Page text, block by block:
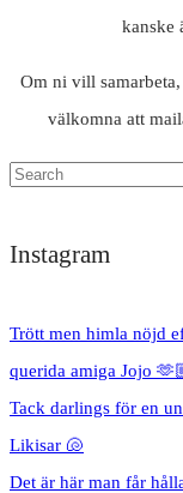
kanske
Om ni vill
välkomna att
Instagram
Trött men himla nöjd
querida amiga Jojo
Tack darlings för en
Likisar 🐚
Det är här man får